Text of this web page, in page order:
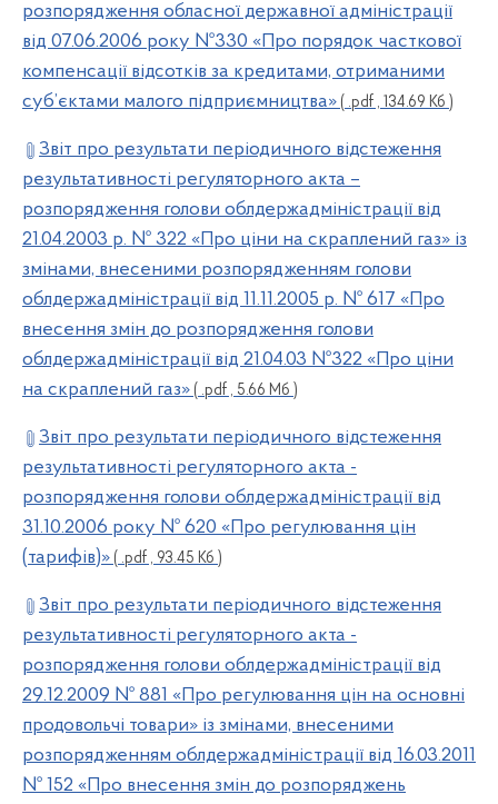
розпорядження обласної державної адміністрації
від 07.06.2006 року №330 «Про порядок часткової
компенсації відсотків за кредитами, отриманими
суб’єктами малого підприємництва» ( .pdf , 134.69 Кб )
Звіт про результати періодичного відстеження
результативності регуляторного акта –
розпорядження голови облдержадміністрації від
21.04.2003 р. № 322 «Про ціни на скраплений газ» із
змінами, внесеними розпорядженням голови
облдержадміністрації від 11.11.2005 р. № 617 «Про
внесення змін до розпорядження голови
облдержадміністрації від 21.04.03 №322 «Про ціни
на скраплений газ» ( .pdf , 5.66 Мб )
Звіт про результати періодичного відстеження
результативності регуляторного акта -
розпорядження голови облдержадміністрації від
31.10.2006 року № 620 «Про регулювання цін
(тарифів)» ( .pdf , 93.45 Кб )
Звіт про результати періодичного відстеження
результативності регуляторного акта -
розпорядження голови облдержадміністрації від
29.12.2009 № 881 «Про регулювання цін на основні
продовольчі товари» із змінами, внесеними
розпорядженням облдержадміністрації від 16.03.2011
№ 152 «Про внесення змін до розпоряджень